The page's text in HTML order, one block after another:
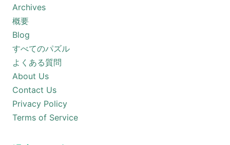
Archives
概要
Blog
すべてのパズル
よくある質問
About Us
Contact Us
Privacy Policy
Terms of Service